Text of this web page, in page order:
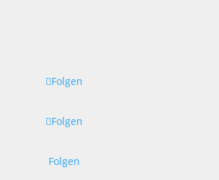
Folgen
Folgen
Folgen